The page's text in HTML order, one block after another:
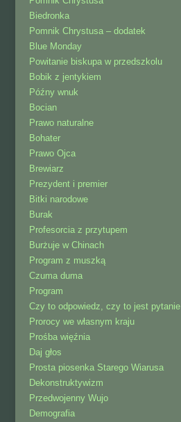
Biedronka
Pomnik Chrystusa – dodatek
Blue Monday
Powitanie biskupa w przedszkolu
Bobik z jentykiem
Późny wnuk
Bocian
Prawo naturalne
Bohater
Prawo Ojca
Brewiarz
Prezydent i premier
Bitki narodowe
Burak
Profesorcia z przytupem
Burżuje w Chinach
Program z muszką
Czuma duma
Program
Czy to odpowiedz, czy to jest pytanie
Prorocy we własnym kraju
Prośba więźnia
Daj głos
Prosta piosenka Starego Wiarusa
Dekonstruktywizm
Przedwojenny Wujo
Demografia